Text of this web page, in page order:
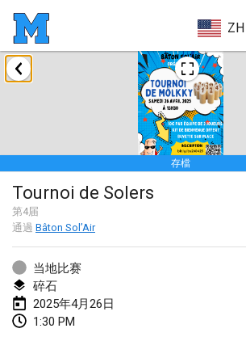
ZH
存檔
Tournoi de Solers
第4届
通過 Bâton Sol’Air
当地比赛
碎石
2025年4月26日
1:30 PM
2025年1月
Tournoi Mixte ASPTTOM
法國
Indoor Polish Open 2025 - Singles
2025年1月18日|波蘭
Tournoi de St Max
2025年1月19日|法國
Indoor Polish Open 2025 - Doubles
2025年1月19日